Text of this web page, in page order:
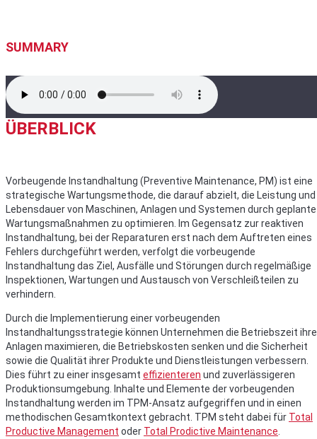
SUMMARY
ÜBERBLICK
Vorbeugende Instandhaltung (Preventive Maintenance, PM) ist eine
strategische Wartungsmethode, die darauf abzielt, die Leistung und
Lebensdauer von Maschinen, Anlagen und Systemen durch geplante
Wartungsmaßnahmen zu optimieren. Im Gegensatz zur reaktiven
Instandhaltung, bei der Reparaturen erst nach dem Auftreten eines
Fehlers durchgeführt werden, verfolgt die vorbeugende
Instandhaltung das Ziel, Ausfälle und Störungen durch regelmäßige
Inspektionen, Wartungen und Austausch von Verschleißteilen zu
verhindern.
Durch die Implementierung einer vorbeugenden
Instandhaltungsstrategie können Unternehmen die Betriebszeit
Anlagen maximieren, die Betriebskosten senken und die Sicherheit
sowie die Qualität ihrer Produkte und Dienstleistungen verbessern.
Dies führt zu einer insgesamt effizienteren und zuverlässigeren
Produktionsumgebung. Inhalte und Elemente der vorbeugenden
Instandhaltung werden im TPM-Ansatz aufgegriffen und in einen
methodischen Gesamtkontext gebracht. TPM steht dabei für Total
Productive Management oder Total Prodictive Maintenance